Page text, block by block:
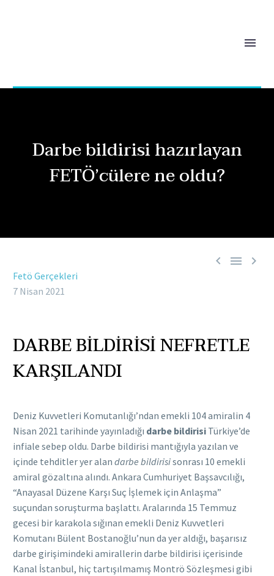
Darbe bildirisi hazırlayan
FETÖ’cülere ne oldu?
  
Fetö Gerçekleri
7 Nisan 2021
DARBE BİLDİRİSİ NEFRETLE
KARŞILANDI
Deniz Kuvvetleri Komutanlığı’ndan emekli 104 amiralin 4
Nisan 2021 tarihinde yayınladığı darbe bildirisi Türkiye’de
infiale sebep oldu. Darbe bildirisi mantığıyla yazılan ve
içinde tehditler yer alan darbe bildirisisonrası 10 emekli
amiral gözaltına alındı. Ankara Cumhuriyet Başsavcılığı,
“Anayasal Düzene Karşı Suç İşlemek için Anlaşma”
suçundan soruşturma başlattı. Aralarında 15 Temmuz
gecesi bir karakola sığınan emekli Deniz Kuvvetleri
Komutanı Bülent Bostanoğlu’nun da yer aldığı, başarısız
darbe girişimindeki amirallerin darbe bildirisi içerisinde
Kanal İstanbul, hiç tartışılmamış Montrö Sözleşmesi gibi